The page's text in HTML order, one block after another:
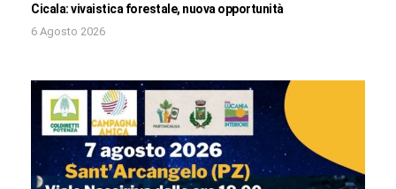
Cicala: vivaistica forestale, nuova opportunità
6 Agosto 2026